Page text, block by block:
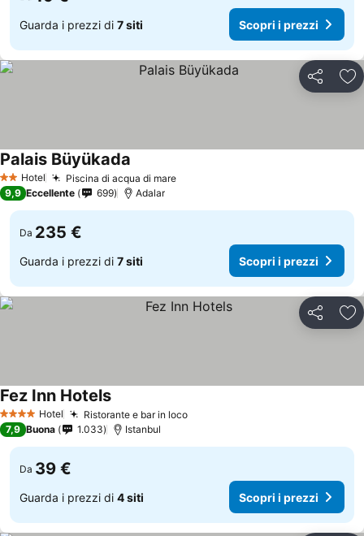
Guarda i prezzi di 7 siti Scopri i prezzi
Condividi
2 StelleHotel Piscina di acqua di mareScopri i prezzi
Palais Büyükada
9,9 Eccellente 699 Adalar
Da 235 €
Guarda i prezzi di 7 siti Scopri i prezzi
Condividi
4 Stelle Hotel Ristorante e bar in locoScopri i prezzi
Fez Inn HotelsScopri i prezzi
7,9 Buona 1.033 Istanbul
Da 39 €
Guarda i prezzi di 4 siti Scopri i prezzi